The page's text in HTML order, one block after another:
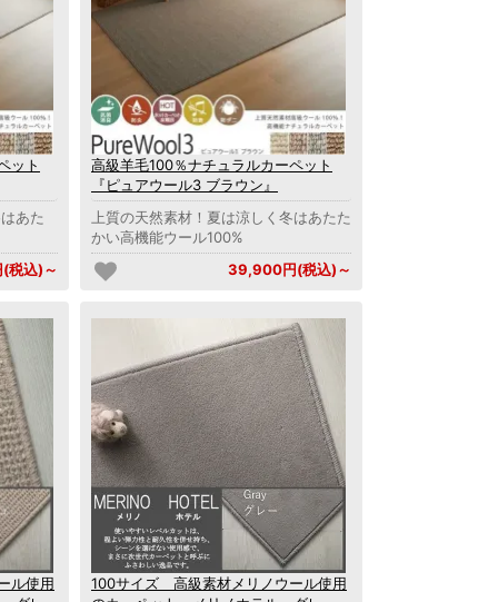
ット
あた
込)～
高級羊毛100％ナチュラルカーペット
『ピュアウール3 ブラウン』
上質の天然素材！夏は涼しく冬はあたた
かい高機能ウール100%
39,900円(税込)～
ル使用
100サイズ 高級素材メリノウール使用